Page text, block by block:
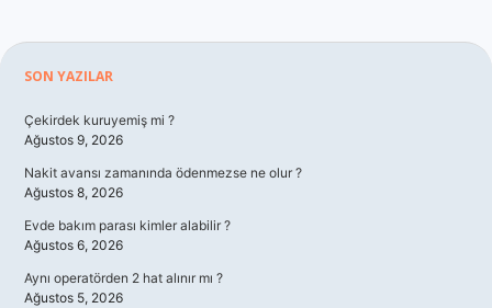
Sidebar
SON YAZILAR
Çekirdek kuruyemiş mi ?
Ağustos 9, 2026
Nakit avansı zamanında ödenmezse ne olur ?
Ağustos 8, 2026
Evde bakım parası kimler alabilir ?
Ağustos 6, 2026
Aynı operatörden 2 hat alınır mı ?
Ağustos 5, 2026